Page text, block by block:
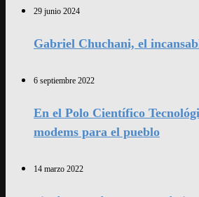
29 junio 2024
Gabriel Chuchani, el
6 septiembre 2022
En el Polo Científico
modems para el pueblo
14 marzo 2022